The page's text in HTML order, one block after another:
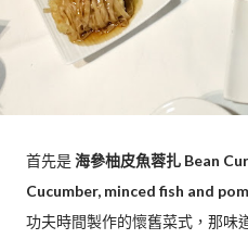
首先是海參柚皮魚蓉扎 Bean
Cucumber, minced fish and
功夫時間製作的懷舊菜式，那味